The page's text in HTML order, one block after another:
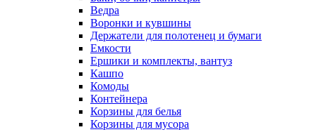
Ведра
Воронки и кувшины
Держатели для полотенец и бумаги
Емкости
Ершики и комплекты, вантуз
Кашпо
Комоды
Контейнера
Корзины для белья
Корзины для мусора